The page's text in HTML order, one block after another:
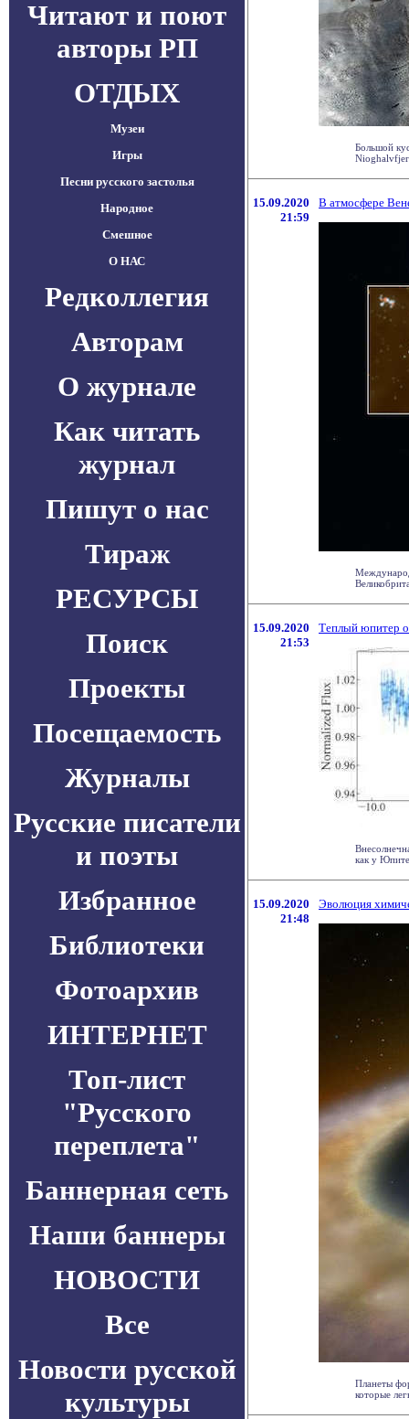
Читают и поют
авторы РП
ОТДЫХ
Музеи
Игры
Песни русского застолья
Народное
Смешное
О НАС
Редколлегия
Авторам
О журнале
Как читать
журнал
Пишут о нас
Тираж
РЕСУРСЫ
Поиск
Проекты
Посещаемость
Журналы
Русские писатели
и поэты
Избранное
Библиотеки
Фотоархив
ИНТЕРНЕТ
Топ-лист
"Русского
переплета"
Баннерная сеть
Наши баннеры
НОВОСТИ
Все
Новости русской
культуры
Большой
15.09.2020
21:59
В атмосфере
15.09.2020
21:53
Теплый юпитер
как у
15.09.2020
21:48
Эволюция
Планеты
которые